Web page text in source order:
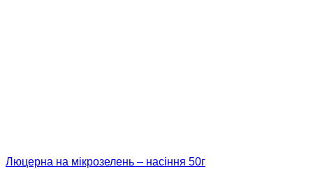
Люцерна на мікрозелень – насіння 50г